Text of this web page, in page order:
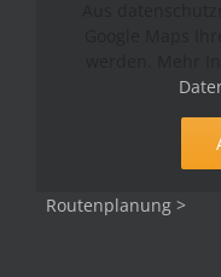
Routenplanung >